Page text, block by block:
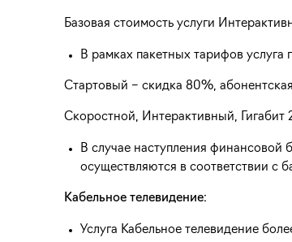
Базовая стоимость услуги
В рамках пакетных тарифов услуга
Стартовый – скидка 80%,
Скоростной, Интерактивный, Гигабит
В случае наступления финансовой
осуществляются в соответствии с
Кабельное телевидение:
Услуга Кабельное телевидение